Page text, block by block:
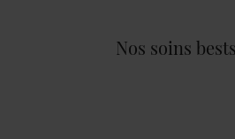
Nos soins